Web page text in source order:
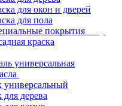
для окон и дверей
для пола
покрытия
краска
универсальная
универсальный
для дерева